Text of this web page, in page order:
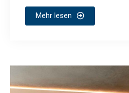
Mehr lesen